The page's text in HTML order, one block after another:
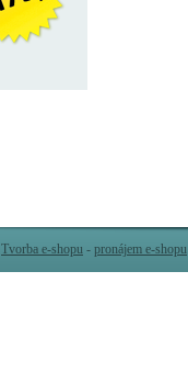
Tvorba e-shopu - pronájem e-shopu